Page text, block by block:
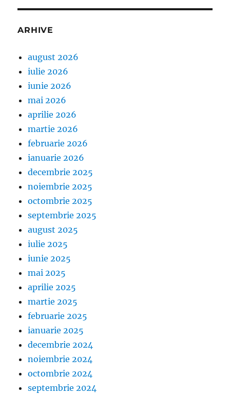
ARHIVE
august 2026
iulie 2026
iunie 2026
mai 2026
aprilie 2026
martie 2026
februarie 2026
ianuarie 2026
decembrie 2025
noiembrie 2025
octombrie 2025
septembrie 2025
august 2025
iulie 2025
iunie 2025
mai 2025
aprilie 2025
martie 2025
februarie 2025
ianuarie 2025
decembrie 2024
noiembrie 2024
octombrie 2024
septembrie 2024